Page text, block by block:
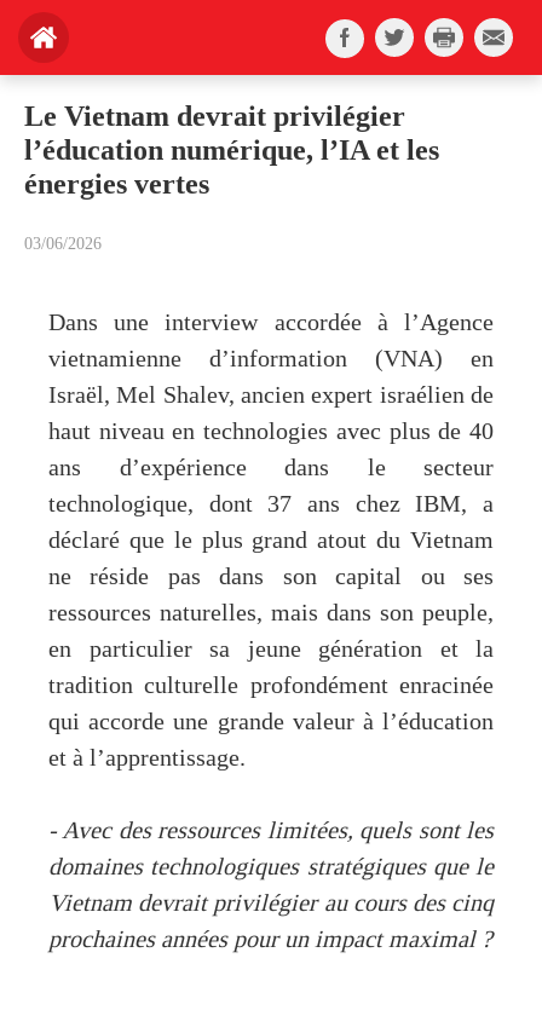
Le Vietnam devrait privilégier
l’éducation numérique, l’IA et les
énergies vertes
03/06/2026
Dans une interview accordée à l’Agence
vietnamienne d’information (VNA) en
Israël, Mel Shalev, ancien expert israélien de
haut niveau en technologies avec plus de 40
ans d’expérience dans le secteur
technologique, dont 37 ans chez IBM, a
déclaré que le plus grand atout du Vietnam
ne réside pas dans son capital ou ses
ressources naturelles, mais dans son peuple,
en particulier sa jeune génération et la
tradition culturelle profondément enracinée
qui accorde une grande valeur à l’éducation
et à l’apprentissage.
- Avec des ressources limitées, quels sont les
domaines technologiques stratégiques que le
Vietnam devrait privilégier au cours des cinq
prochaines années pour un impact maximal ?